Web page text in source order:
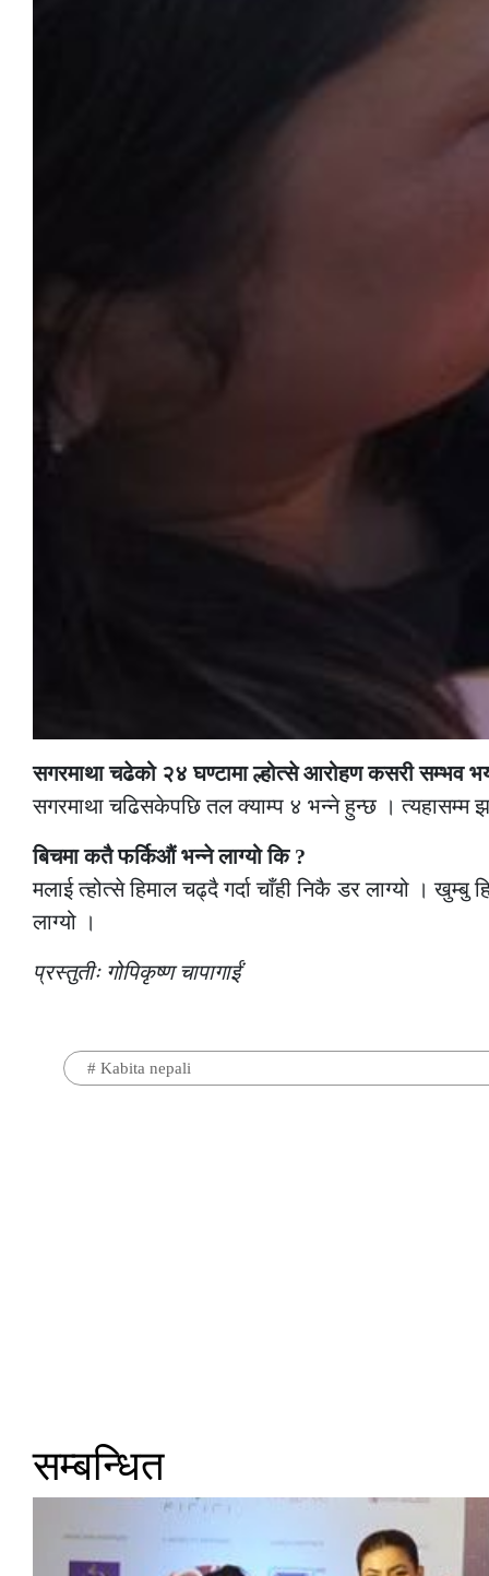
सगरमाथा चढेको २४ घण्टामा ल्होत्से आरोहण कसरी सम्भव
सगरमाथा चढिसकेपछि तल क्याम्प ४ भन्ने हुन्छ । त्यहासम्म
बिचमा कतै फर्किऔं भन्ने लाग्यो कि ?
मलाई त्होत्से हिमाल चढ्दै गर्दा चाँही निकै डर लाग्यो ।
लाग्यो ।
प्रस्तुतीः गोपिकृष्ण चापागाईं
# Kabita nepali
सम्बन्धित